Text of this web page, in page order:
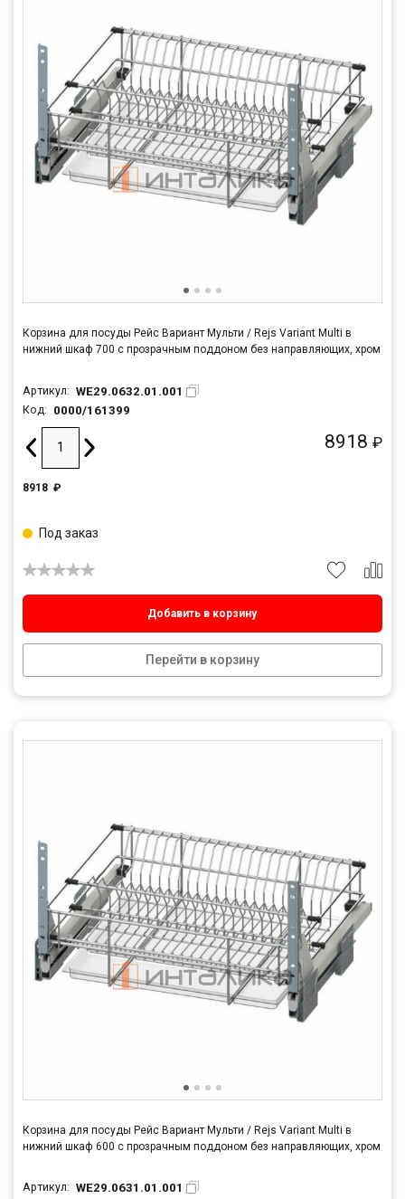
Корзина для посуды Рейс Вариант Мульти / Rejs Variant Multi в
нижний шкаф 700 с прозрачным поддоном без направляющих, хром
Артикул: WE29.0632.01.001
Код: 0000/161399
8918 ₽
8918 ₽
Добавить в корзину
Перейти в корзину
Под заказ
Корзина для посуды Рейс Вариант Мульти / Rejs Variant Multi в
нижний шкаф 600 с прозрачным поддоном без направляющих, хром
Артикул: WE29.0631.01.001